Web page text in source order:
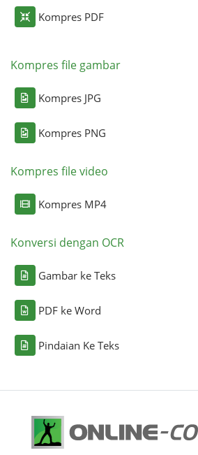
Kompres PDF
Kompres file gambar
Kompres JPG
Kompres PNG
Kompres file video
Kompres MP4
Konversi dengan OCR
Gambar ke Teks
PDF ke Word
Pindaian Ke Teks